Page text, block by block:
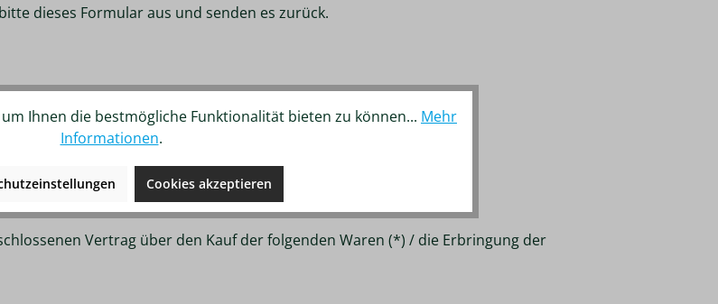
dieses Formular aus und senden es zurück.
Vertrag über den Kauf der folgenden Waren (*) / die Erbringung der
Ihnen die bestmögliche Funktionalität bieten zu können... Mehr
Informationen.
Cookies akzeptieren